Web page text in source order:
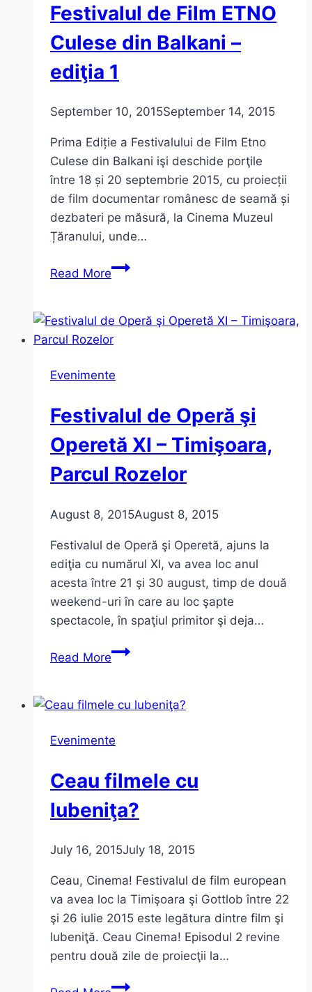
Festivalul de Film ETNO
Culese din Balkani –
ediţia 1
September 10, 2015September 14, 2015
Prima Ediție a Festivalului de Film Etno
Culese din Balkani işi deschide porţile
între 18 și 20 septembrie 2015, cu proiecții
de film documentar românesc de seamă și
dezbateri pe măsură, la Cinema Muzeul
Țăranului, unde…
Read MoreFestivalul
ETNO
Culese
Balkani
ediţia
1
Evenimente
Festivalul de Operă şi
Operetă XI – Timişoara,
Parcul Rozelor
August 8, 2015August 8, 2015
Festivalul de Operă şi Operetă, ajuns la
ediţia cu numărul XI, va avea loc anul
acesta între 21 şi 30 august, timp de două
weekend-uri în care au loc şapte
spectacole, în spaţiul primitor şi deja…
Read MoreFestivalul
şi
XI
Timişoara,
Parcul
Rozelor
Evenimente
Ceau filmele cu
lubeniţa?
July 16, 2015July 18, 2015
Ceau, Cinema! Festivalul de film european
va avea loc la Timişoara şi Gottlob între 22
şi 26 iulie 2015 este legătura dintre film şi
lubeniţă. Ceau Cinema! Episodul 2 revine
pentru două zile de proiecţii la…
Ceau